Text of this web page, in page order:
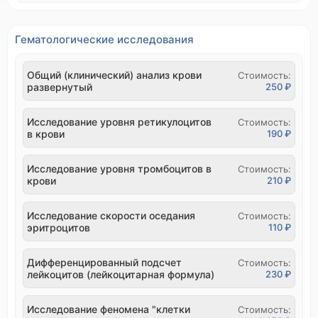
Гематологические исследования
Общий (клинический) анализ крови
развернутый
Стоимость:
250 ₽
Исследование уровня ретикулоцитов
в крови
Стоимость:
190 ₽
Исследование уровня тромбоцитов в
крови
Стоимость:
210 ₽
Исследование скорости оседания
эритроцитов
Стоимость:
110 ₽
Дифференцированный подсчет
лейкоцитов (лейкоцитарная формула)
Стоимость:
230 ₽
Исследование феномена "клетки
Стоимость: